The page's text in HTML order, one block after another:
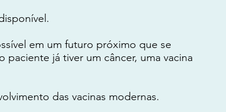
em um futuro próximo que se
já tiver um câncer, uma vacina
das vacinas modernas.